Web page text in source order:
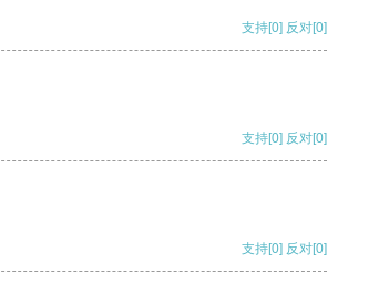
支持[0] 反对[0]
支持[0] 反对[0]
支持[0] 反对[0]